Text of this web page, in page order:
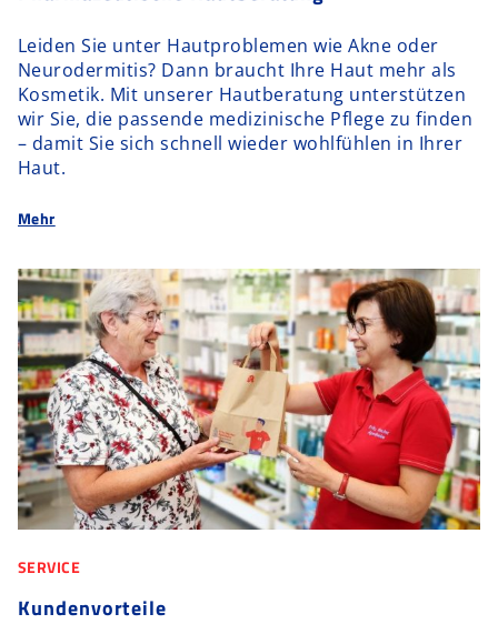
Leiden Sie unter Hautproblemen wie Akne oder
Neurodermitis? Dann braucht Ihre Haut mehr als
Kosmetik. Mit unserer Hautberatung unterstützen
wir Sie, die passende medizinische Pflege zu finden
– damit Sie sich schnell wieder wohlfühlen in Ihrer
Haut.
Mehr
Kundenvorteile
SERVICE